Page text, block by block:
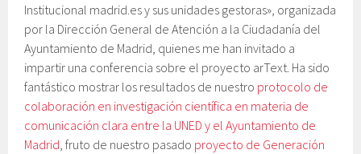
Institucional madrid.es y sus unidades gestoras», organizada
por la Dirección General de Atención a la Ciudadanía del
Ayuntamiento de Madrid, quienes me han invitado a
impartir una conferencia sobre el proyecto arText. Ha sido
fantástico mostrar los resultados de nuestro protocolo de
colaboración en investigación científica en materia de
comunicación clara entre la UNED y el Ayuntamiento de
Madrid, fruto de nuestro pasado proyecto de Generación